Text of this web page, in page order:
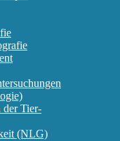
der Tier-
(NLG)